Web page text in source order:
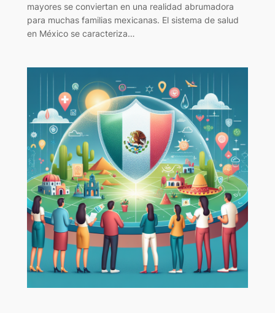
mayores se conviertan en una realidad abrumadora
para muchas familias mexicanas. El sistema de salud
en México se caracteriza…